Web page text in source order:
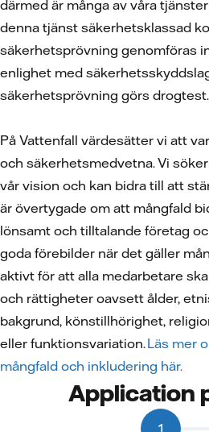
därmed är många av våra
denna tjänst säkerhetsklassad
säkerhetsprövning genomföras
enlighet med
säkerhetsprövning görs drogtest.
På Vattenfall värdesätter vi att
och säkerhetsmedvetna. Vi
vår vision och kan bidra till att
är övertygade om att mångfald
lönsamt och tilltalande företag
goda förebilder när det gäller
aktivt för att alla medarbetare
och rättigheter oavsett ålder,
bakgrund, könstillhörighet,
eller funktionsvariation.Läs mer
mångfald och inkludering här.
Application
1